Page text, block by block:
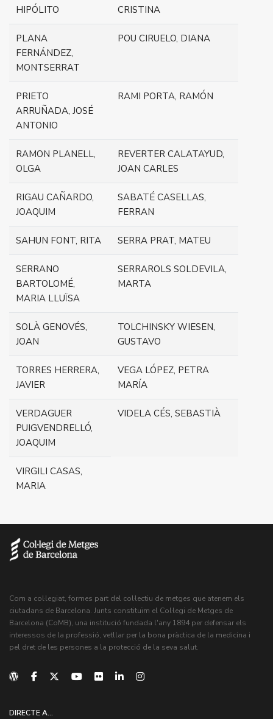
HIPÓLITO
CRISTINA
PLANA
FERNÁNDEZ,
MONTSERRAT
POU CIRUELO, DIANA
PRIETO
ARRUÑADA, JOSÉ
ANTONIO
RAMI PORTA, RAMÓN
RAMON PLANELL,
OLGA
REVERTER CALATAYUD,
JOAN CARLES
RIGAU CAÑARDO,
JOAQUIM
SABATÉ CASELLAS,
FERRAN
SAHUN FONT, RITA SERRA PRAT, MATEU
SERRANO
BARTOLOMÉ,
MARIA LLUÏSA
SERRAROLS SOLDEVILA,
MARTA
SOLÀ GENOVÉS,
JOAN
TOLCHINSKY WIESEN,
GUSTAVO
TORRES HERRERA,
JAVIER
VEGA LÓPEZ, PETRA
MARÍA
VERDAGUER
PUIGVENDRELLÓ,
JOAQUIM
VIDELA CÉS, SEBASTIÀ
VIRGILI CASAS,
MARIA
Com a col·legiat, formes part del col·lectiu de metges que atenem els
ciutadans de Barcelona. Junts constituïm el Col·legi de Metges de
Barcelona (CoMB), una institució fundada l'any 1894 per defensar els
interessos de la professió, vetllar per la bona pràctica de la medicina i
pel dret de les persones a la protecció de la seva salut.
DIRECTE A...